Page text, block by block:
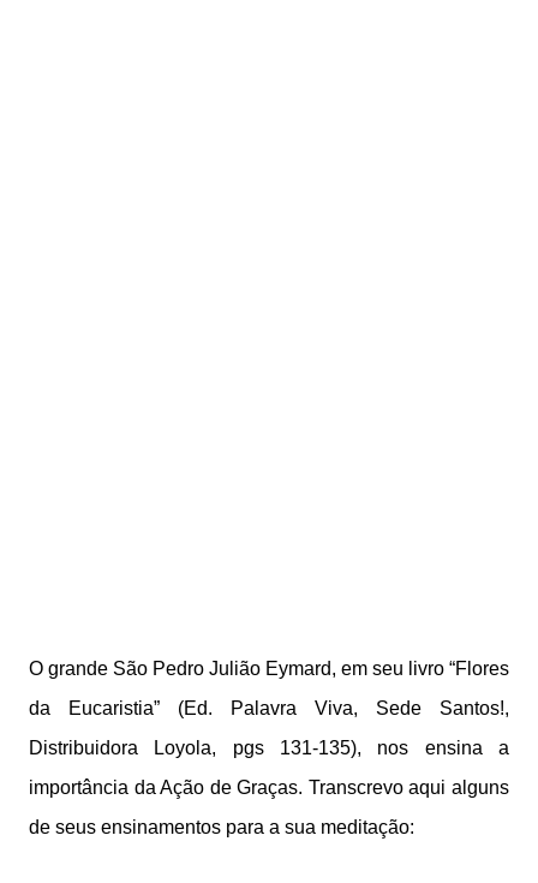
O grande São Pedro Julião Eymard, em seu livro “Flores
da Eucaristia” (Ed. Palavra Viva, Sede Santos!,
Distribuidora Loyola, pgs 131-135), nos ensina a
importância da Ação de Graças. Transcrevo aqui alguns
de seus ensinamentos para a sua meditação: